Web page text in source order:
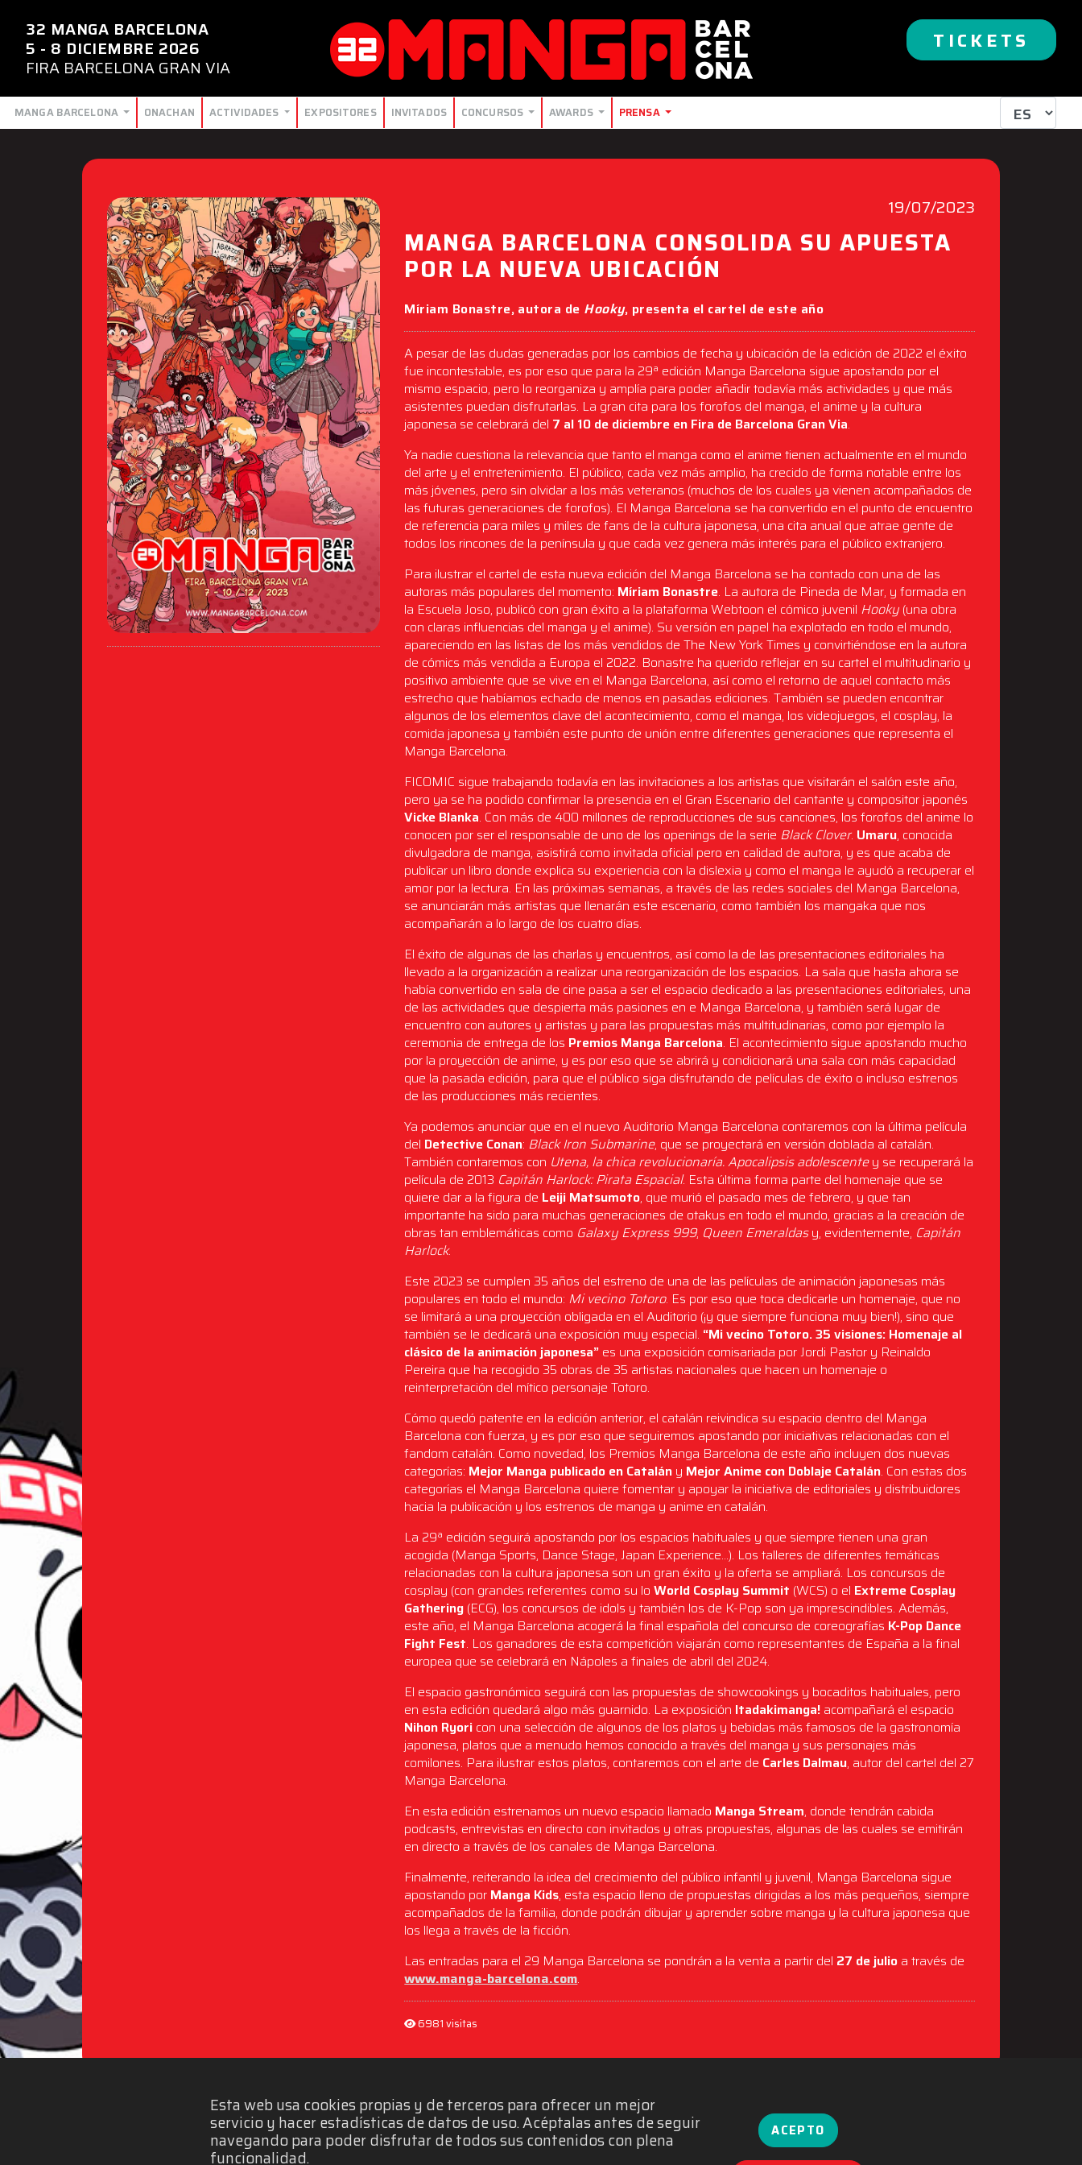
32 MANGA BARCELONA
5 - 8 DICIEMBRE 2026
FIRA BARCELONA GRAN VIA
TICKETS
MANGA BARCELONA ONACHAN ACTIVIDADES EXPOSITORES INVITADOS CONCURSOS AWARDS PRENSA
19/07/2023
MANGA BARCELONA CONSOLIDA SU APUESTA
POR LA NUEVA UBICACIÓN
Míriam Bonastre, autora de Hooky, presenta el cartel de este año
A pesar de las dudas generadas por los cambios de fecha y ubicación de la edición de 2022 el éxito
fue incontestable, es por eso que para la 29ª edición Manga Barcelona sigue apostando por el
mismo espacio, pero lo reorganiza y amplía para poder añadir todavía más actividades y que más
asistentes puedan disfrutarlas. La gran cita para los forofos del manga, el anime y la cultura
japonesa se celebrará del 7 al 10 de diciembre en Fira de Barcelona Gran Via.
Ya nadie cuestiona la relevancia que tanto el manga como el anime tienen actualmente en el mundo
del arte y el entretenimiento. El público, cada vez más amplio, ha crecido de forma notable entre los
más jóvenes, pero sin olvidar a los más veteranos (muchos de los cuales ya vienen acompañados de
las futuras generaciones de forofos). El Manga Barcelona se ha convertido en el punto de encuentro
de referencia para miles y miles de fans de la cultura japonesa, una cita anual que atrae gente de
todos los rincones de la península y que cada vez genera más interés para el público extranjero.
Para ilustrar el cartel de esta nueva edición del Manga Barcelona se ha contado con una de las
autoras más populares del momento: Míriam Bonastre. La autora de Pineda de Mar, y formada en
la Escuela Joso, publicó con gran éxito a la plataforma Webtoon el cómico juvenil Hooky (una obra
con claras influencias del manga y el anime). Su versión en papel ha explotado en todo el mundo,
apareciendo en las listas de los más vendidos de The New York Times y convirtiéndose en la autora
de cómics más vendida a Europa el 2022. Bonastre ha querido reflejar en su cartel el multitudinario y
positivo ambiente que se vive en el Manga Barcelona, así como el retorno de aquel contacto más
estrecho que habíamos echado de menos en pasadas ediciones. También se pueden encontrar
algunos de los elementos clave del acontecimiento, como el manga, los videojuegos, el cosplay, la
comida japonesa y también este punto de unión entre diferentes generaciones que representa el
Manga Barcelona.
FICOMIC sigue trabajando todavía en las invitaciones a los artistas que visitarán el salón este año,
pero ya se ha podido confirmar la presencia en el Gran Escenario del cantante y compositor japonés
Vicke Blanka. Con más de 400 millones de reproducciones de sus canciones, los forofos del anime lo
conocen por ser el responsable de uno de los openings de la serie Black Clover. Umaru, conocida
divulgadora de manga, asistirá como invitada oficial pero en calidad de autora, y es que acaba de
publicar un libro donde explica su experiencia con la dislexia y como el manga le ayudó a recuperar el
amor por la lectura. En las próximas semanas, a través de las redes sociales del Manga Barcelona,
se anunciarán más artistas que llenarán este escenario, como también los mangaka que nos
acompañarán a lo largo de los cuatro días.
El éxito de algunas de las charlas y encuentros, así como la de las presentaciones editoriales ha
llevado a la organización a realizar una reorganización de los espacios. La sala que hasta ahora se
había convertido en sala de cine pasa a ser el espacio dedicado a las presentaciones editoriales, una
de las actividades que despierta más pasiones en e Manga Barcelona, y también será lugar de
encuentro con autores y artistas y para las propuestas más multitudinarias, como por ejemplo la
ceremonia de entrega de los Premios Manga Barcelona. El acontecimiento sigue apostando mucho
por la proyección de anime, y es por eso que se abrirá y condicionará una sala con más capacidad
que la pasada edición, para que el público siga disfrutando de películas de éxito o incluso estrenos
de las producciones más recientes.
Ya podemos anunciar que en el nuevo Auditorio Manga Barcelona contaremos con la última película
del Detective Conan: Black Iron Submarine, que se proyectará en versión doblada al catalán.
También contaremos con Utena, la chica revolucionaría. Apocalipsis adolescentey se recuperará la
película de 2013 Capitán Harlock: Pirata Espacial. Esta última forma parte del homenaje que se
quiere dar a la figura de Leiji Matsumoto, que murió el pasado mes de febrero, y que tan
importante ha sido para muchas generaciones de otakus en todo el mundo, gracias a la creación de
obras tan emblemáticas como Galaxy Express 999, Queen Emeraldasy, evidentemente, Capitán
Harlock.
Este 2023 se cumplen 35 años del estreno de una de las películas de animación japonesas más
populares en todo el mundo: Mi vecino Totoro. Es por eso que toca dedicarle un homenaje, que no
se limitará a una proyección obligada en el Auditorio (¡y que siempre funciona muy bien!), sino que
también se le dedicará una exposición muy especial. “Mi vecino Totoro. 35 visiones: Homenaje al
clásico de la animación japonesa” es una exposición comisariada por Jordi Pastor y Reinaldo
Pereira que ha recogido 35 obras de 35 artistas nacionales que hacen un homenaje o
reinterpretación del mítico personaje Totoro.
Cómo quedó patente en la edición anterior, el catalán reivindica su espacio dentro del Manga
Barcelona con fuerza, y es por eso que seguiremos apostando por iniciativas relacionadas con el
fandom catalán. Como novedad, los Premios Manga Barcelona de este año incluyen dos nuevas
categorías: Mejor Manga publicado en Catalán y Mejor Anime con Doblaje Catalán. Con estas dos
categorías el Manga Barcelona quiere fomentar y apoyar la iniciativa de editoriales y distribuidores
hacia la publicación y los estrenos de manga y anime en catalán.
La 29ª edición seguirá apostando por los espacios habituales y que siempre tienen una gran
acogida (Manga Sports, Dance Stage, Japan Experience…). Los talleres de diferentes temáticas
relacionadas con la cultura japonesa son un gran éxito y la oferta se ampliará. Los concursos de
cosplay (con grandes referentes como su loWorld Cosplay Summit (WCS) o el Extreme Cosplay
Gathering (ECG), los concursos de idols y también los de K-Pop son ya imprescindibles. Además,
este año, el Manga Barcelona acogerá la final española del concurso de coreografías K-Pop Dance
Fight Fest. Los ganadores de esta competición viajarán como representantes de España a la final
europea que se celebrará en Nápoles a finales de abril del 2024.
El espacio gastronómico seguirá con las propuestas de showcookings y bocaditos habituales, pero
en esta edición quedará algo más guarnido. La exposición Itadakimanga! acompañará el espacio
Nihon Ryori con una selección de algunos de los platos y bebidas más famosos de la gastronomía
japonesa, platos que a menudo hemos conocido a través del manga y sus personajes más
comilones. Para ilustrar estos platos, contaremos con el arte de Carles Dalmau, autor del cartel del 27
Manga Barcelona.
En esta edición estrenamos un nuevo espacio llamado Manga Stream, donde tendrán cabida
podcasts, entrevistas en directo con invitados y otras propuestas, algunas de las cuales se emitirán
en directo a través de los canales de Manga Barcelona.
Finalmente, reiterando la idea del crecimiento del público infantil y juvenil, Manga Barcelona sigue
apostando por Manga Kids, esta espacio lleno de propuestas dirigidas a los más pequeños, siempre
acompañados de la familia, donde podrán dibujar y aprender sobre manga y la cultura japonesa que
los llega a través de la ficción.
Las entradas para el 29 Manga Barcelona se pondrán a la venta a partir del 27 de julio a través de
www.manga-barcelona.com.
6981 visitas
Esta web usa cookies propias y de terceros para ofrecer un mejor
servicio y hacer estadísticas de datos de uso. Acéptalas antes de seguir
navegando para poder disfrutar de todos sus contenidos con plena
funcionalidad.
ACEPTO